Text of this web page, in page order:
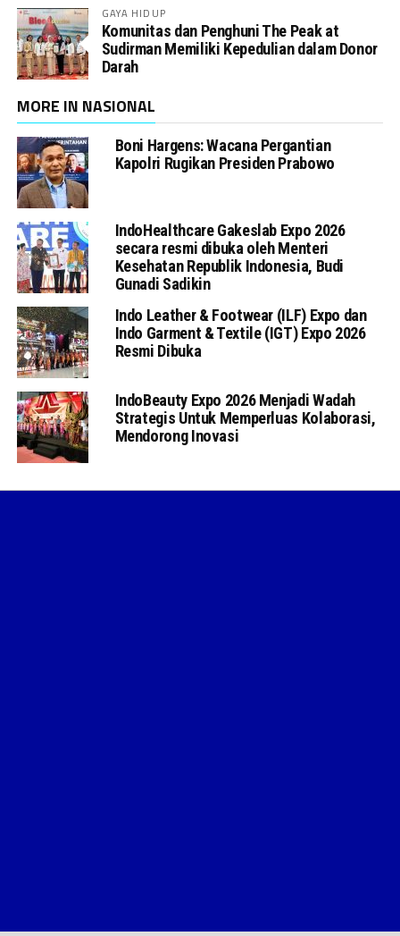
GAYA HIDUP
Komunitas dan Penghuni The Peak at
Sudirman Memiliki Kepedulian dalam Donor
Darah
MORE IN NASIONAL
Boni Hargens: Wacana Pergantian
Kapolri Rugikan Presiden Prabowo
IndoHealthcare Gakeslab Expo 2026
secara resmi dibuka oleh Menteri
Kesehatan Republik Indonesia, Budi
Gunadi Sadikin
Indo Leather & Footwear (ILF) Expo dan
Indo Garment & Textile (IGT) Expo 2026
Resmi Dibuka
IndoBeauty Expo 2026 Menjadi Wadah
Strategis Untuk Memperluas Kolaborasi,
Mendorong Inovasi